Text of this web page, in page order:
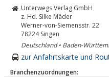
Unterwegs Verlag GmbH
z. Hd. Silke Mäder
Werner-von-Siemensstr. 22
78224 Singen
Deutschland • Baden-
zur Anfahrtskarte und
Branchenzuordnungen: